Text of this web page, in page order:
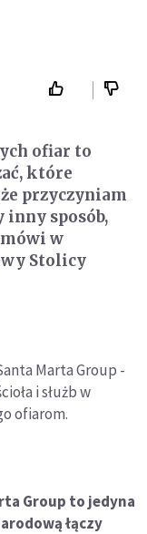
ofiar to
które
przyczyniam
inny sposób,
w
Stolicy
Marta Group -
i służb w
ofiarom.
Group to jedyna
łączy